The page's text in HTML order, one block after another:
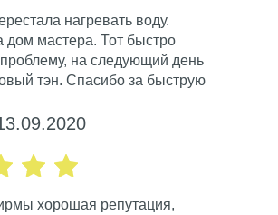
нагревать воду.
дом мастера. Тот быстро
на следующий день
тэн. Спасибо за быструю
хорошая репутация,